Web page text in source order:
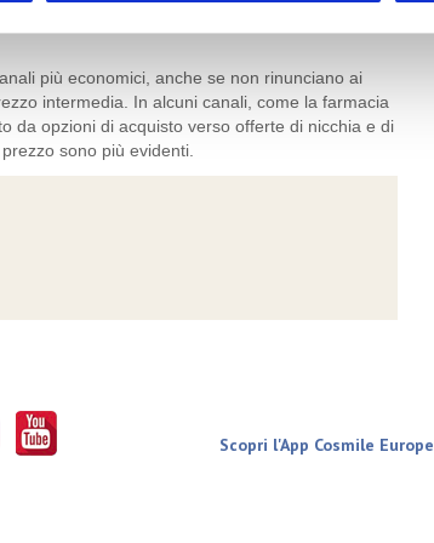
distributivi, caratterizzati gli ultimi esercizi,
più economici, anche se non rinunciano ai
intermedia. In alcuni canali, come la farmacia
da opzioni di acquisto verso offerte di nicchia e di
sono più evidenti.
Scopri l'App Cosmile Europe